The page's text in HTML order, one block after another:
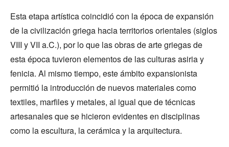
Esta etapa artística coincidió con la época de expansión
de la civilización griega hacia territorios orientales (siglos
VIII y VII a.C.), por lo que las obras de arte griegas de
esta época tuvieron elementos de las culturas asiria y
fenicia. Al mismo tiempo, este ámbito expansionista
permitió la introducción de nuevos materiales como
textiles, marfiles y metales, al igual que de técnicas
artesanales que se hicieron evidentes en disciplinas
como la escultura, la cerámica y la arquitectura.